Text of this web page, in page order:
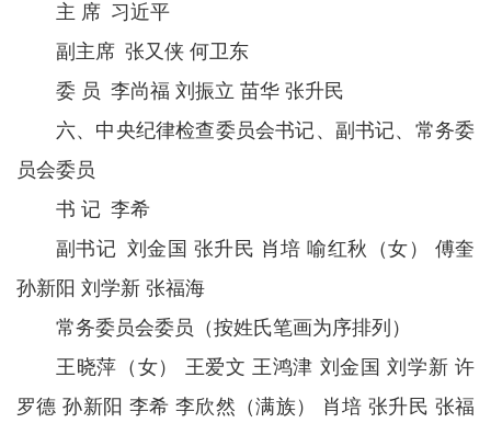
主 席 习近平
副主席 张又侠 何卫东
委 员 李尚福 刘振立 苗华 张升民
六、中央纪律检查委员会书记、副书记、常务委
员会委员
书 记 李希
副书记 刘金国 张升民 肖培 喻红秋（女） 傅奎
孙新阳 刘学新 张福海
常务委员会委员（按姓氏笔画为序排列）
王晓萍（女） 王爱文 王鸿津 刘金国 刘学新 许
罗德 孙新阳 李希 李欣然（满族） 肖培 张升民 张福